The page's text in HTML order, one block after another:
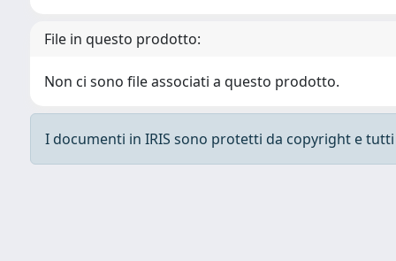
File in questo prodotto:
Non ci sono file associati a questo prodotto.
I documenti in IRIS sono protetti da copyright e